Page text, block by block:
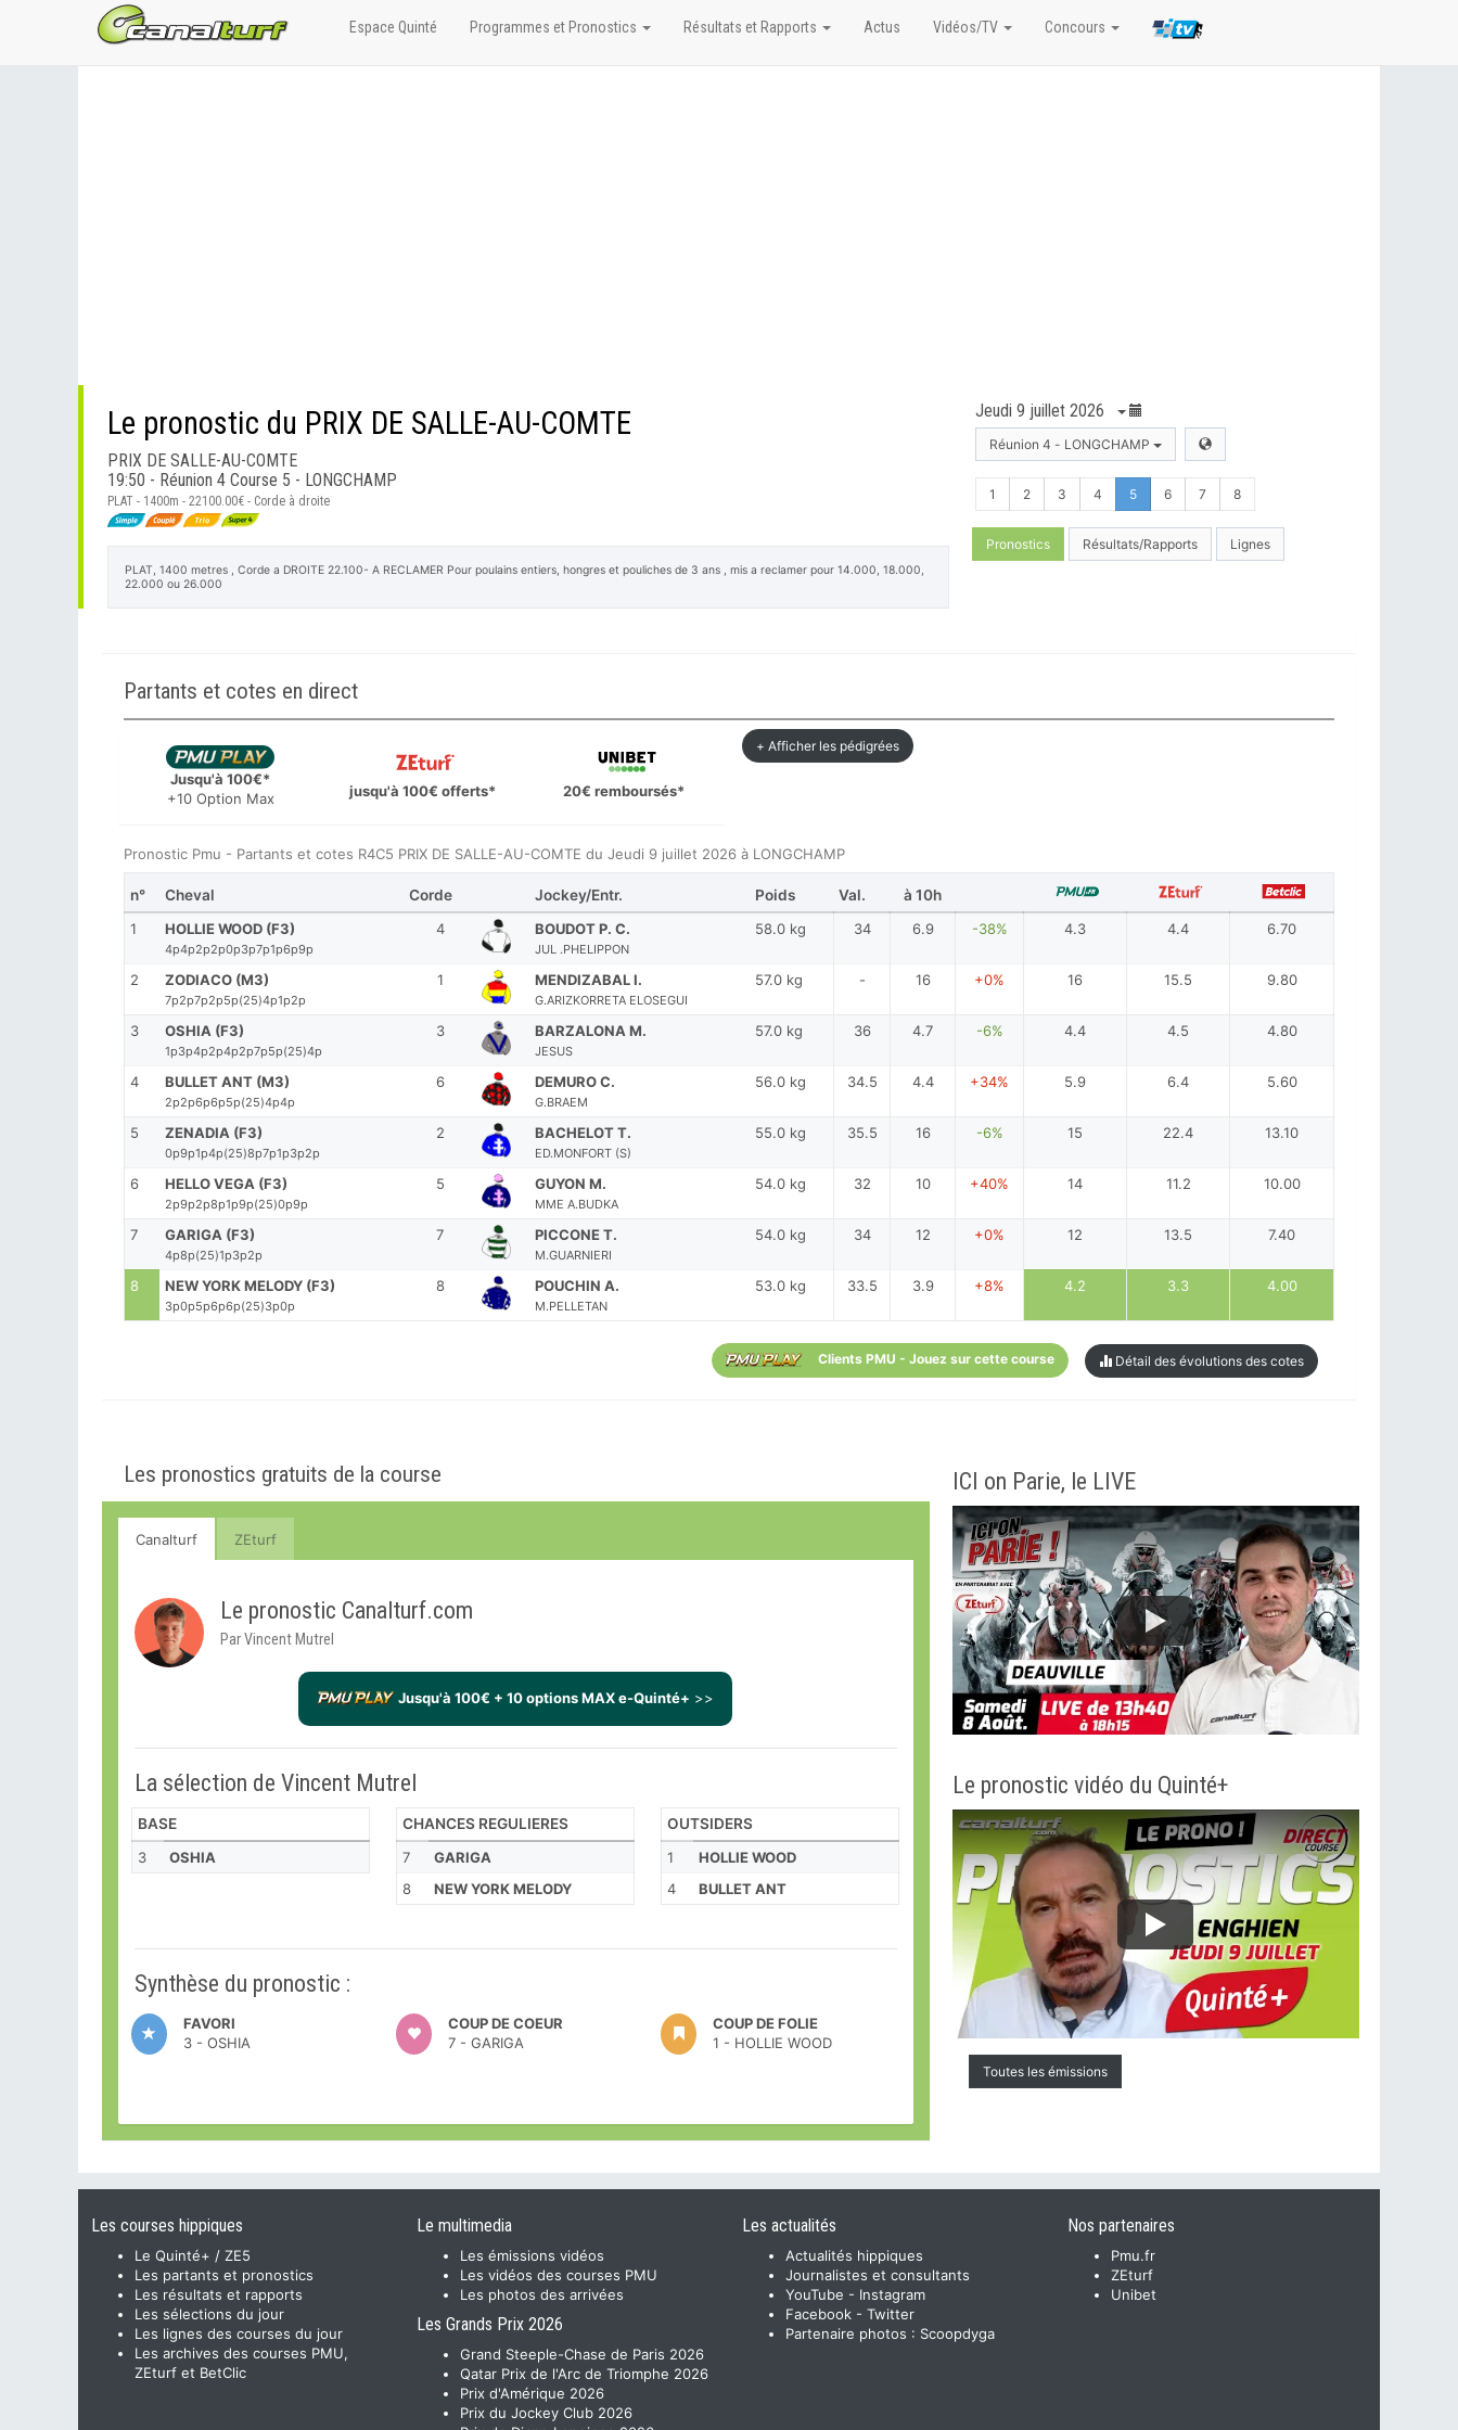
Le pronostic du PRIX DE SALLE-AU-COMTE
PRIX DE SALLE-AU-COMTE
19:50 - Réunion 4 Course 5 - LONGCHAMP
PLAT - 1400m - 22100.00€ - Corde à droite
PLAT, 1400 metres , Corde a DROITE 22.100- A RECLAMER Pour poulains entiers, hongres et pouliches de 3 ans , mis a reclamer pour 14.000, 18.000,
22.000 ou 26.000
Jeudi 9 juillet 2026
Réunion 4 - LONGCHAMP
1 2 3 4 5 6 7 8
Pronostics Résultats/Rapports Lignes
Partants et cotes en direct
Jusqu'à 100€*
+10 Option Max
jusqu'à 100€ offerts* 20€ remboursés*
+ Afficher les pédigrées
Pronostic Pmu - Partants et cotes R4C5 PRIX DE SALLE-AU-COMTE du Jeudi 9 juillet 2026 à LONGCHAMP
n° Cheval Corde Jockey/Entr. Poids Val.
à 10h
1
HOLLIE WOOD (F3)
4p4p2p2p0p3p7p1p6p9p
4 BOUDOT P. C.
JUL .PHELIPPON
58.0 kg 34 6.9 -38% 4.3 4.4 6.70
2 ZODIACO (M3)
7p2p7p2p5p(25)4p1p2p
1 MENDIZABAL I.
G.ARIZKORRETA ELOSEGUI
57.0 kg - 16 +0% 16 15.5 9.80
3 OSHIA (F3)
1p3p4p2p4p2p7p5p(25)4p
3 BARZALONA M.
JESUS
57.0 kg 36 4.7 -6% 4.4 4.5 4.80
4 BULLET ANT (M3)
2p2p6p6p5p(25)4p4p
6 DEMURO C.
G.BRAEM
56.0 kg 34.5 4.4 +34% 5.9 6.4 5.60
5 ZENADIA (F3)
0p9p1p4p(25)8p7p1p3p2p
2 BACHELOT T.
ED.MONFORT (S)
55.0 kg 35.5 16 -6% 15 22.4 13.10
6 HELLO VEGA (F3)
2p9p2p8p1p9p(25)0p9p
5 GUYON M.
MME A.BUDKA
54.0 kg 32 10 +40% 14 11.2 10.00
7 GARIGA (F3)
4p8p(25)1p3p2p
7 PICCONE T.
M.GUARNIERI
54.0 kg 34 12 +0% 12 13.5 7.40
8 NEW YORK MELODY (F3)
3p0p5p6p6p(25)3p0p
8 POUCHIN A.
M.PELLETAN
53.0 kg 33.5 3.9 +8% 4.2 3.3 4.00
Clients PMU - Jouez sur cette course Détail des évolutions des cotes
Les pronostics gratuits de la course
Canalturf ZEturf
Le pronostic Canalturf.com
Par Vincent Mutrel
Jusqu'à 100€ + 10 options MAX e-Quinté+ >>
La sélection de Vincent Mutrel
BASE
3
OSHIA
CHANCES REGULIERES
7
GARIGA
8
NEW YORK MELODY
OUTSIDERS
1
HOLLIE WOOD
4
BULLET ANT
Synthèse du pronostic :
FAVORI
3 - OSHIA
COUP DE COEUR
7 - GARIGA
COUP DE FOLIE
1 - HOLLIE WOOD
ICI on Parie, le LIVE
Le pronostic vidéo du Quinté+
Toutes les émissions
Espace Quinté Programmes et Pronostics Résultats et Rapports Actus Vidéos/TV Concours
Les courses hippiques
Le Quinté+ / ZE5
Les partants et pronostics
Les résultats et rapports
Les sélections du jour
Les lignes des courses du jour
Les archives des courses PMU,
ZEturf et BetClic
Le multimedia
Les émissions vidéos
Les vidéos des courses PMU
Les photos des arrivées
Les Grands Prix 2026
Grand Steeple-Chase de Paris 2026
Qatar Prix de l'Arc de Triomphe 2026
Prix d'Amérique 2026
Prix du Jockey Club 2026
Les actualités
Actualités hippiques
Journalistes et consultants
YouTube - Instagram
Facebook - Twitter
Partenaire photos : Scoopdyga
Nos partenaires
Pmu.fr
ZEturf
Unibet